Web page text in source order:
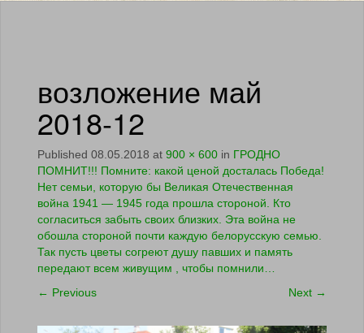
возложение май
2018-12
Published 08.05.2018 at 900 × 600 in ГРОДНО
ПОМНИТ!!! Помните: какой ценой досталась Победа!
Нет семьи, которую бы Великая Отечественная
война 1941 — 1945 года прошла стороной. Кто
согласиться забыть своих близких. Эта война не
обошла стороной почти каждую белорусскую семью.
Так пусть цветы согреют душу павших и память
передают всем живущим , чтобы помнили…
← Previous Next →